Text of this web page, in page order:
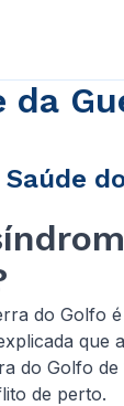
da
do Golfo
que
do Golfo de
de perto.